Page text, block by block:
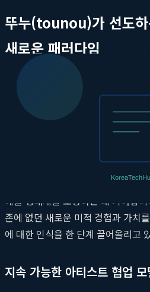
뚜누(tounou)가 선도하
새로운 패러다임
뚜누는 전통적인 디자인 제품 시장
성공적인 융합 모델을 제시합니다.
리나 한정된 아트 페어에서만 만날
이 뚜누를 통해 일상생활 속으로 들
근 방식은 예술 시장의 문턱을 낮추
유할 수 있도록 돕습니다. 뚜누는 아
모델과 창작 활동을 지속할 수 있는
예술 생태계를 조성하는 데 기여합
존에 없던 새로운 미적 경험과 가치
에 대한 인식을 한 단계 끌어올리고
지속 가능한 아티스트 협업 모